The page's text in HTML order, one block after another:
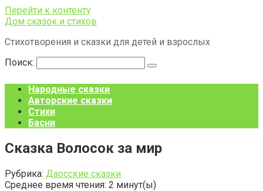
Перейти к контенту
Дом сказок и стихов
Стихотворения и сказки для детей и взрослых
Поиск:
Народные сказки
Авторские сказки
Стихи
Басни
Сказка Волосок за мир
Рубрика: Даосские сказки
Среднее время чтения: 2 минут(ы)